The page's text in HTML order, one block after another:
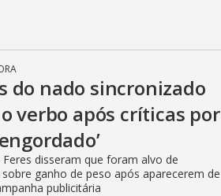
do nado sincronizado
verbo após críticas por
Feres disseram que foram alvo de
ganho de peso após aparecerem de
publicitária